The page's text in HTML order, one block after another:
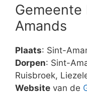
Amands
Plaats: Sint-
Dorpen: Sint-
Ruisbroek,
Website van de